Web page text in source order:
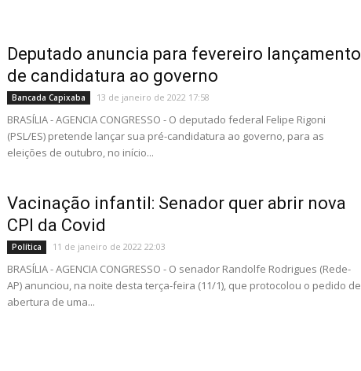
Deputado anuncia para fevereiro lançamento
de candidatura ao governo
Bancada Capixaba 13 de janeiro de 2022 17:58
BRASÍLIA - AGENCIA CONGRESSO - O deputado federal Felipe Rigoni
(PSL/ES) pretende lançar sua pré-candidatura ao governo, para as
eleições de outubro, no início...
Vacinação infantil: Senador quer abrir nova
CPI da Covid
Política 11 de janeiro de 2022 22:03
BRASÍLIA - AGENCIA CONGRESSO - O senador Randolfe Rodrigues (Rede-
AP) anunciou, na noite desta terça-feira (11/1), que protocolou o pedido de
abertura de uma...